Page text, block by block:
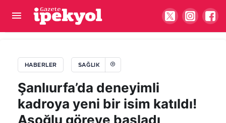
HABERLER SAĞLIK
Şanlıurfa’da deneyimli
kadroya yeni bir isim katıldı!
Asoğlu göreve başladı
Şanlıurfa’da ilk kez uygulandı! Böbrek kaybı riski